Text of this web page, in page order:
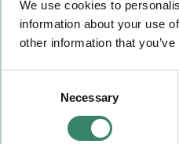
We use cookies to
information about your use
other information that
Necessary